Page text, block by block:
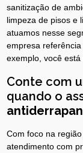
sanitização de
limpeza de pisos e
atuamos nesse
empresa referência
exemplo, você está
Conte com
quando o
Com foco na
atendimento com